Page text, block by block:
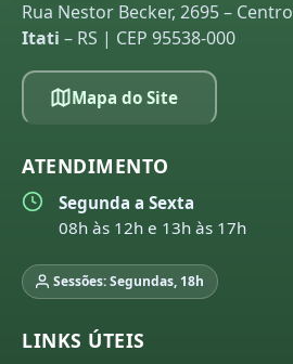
Rua Nestor Becker, 2695 – Centro
Itati – RS | CEP 95538-000
Mapa do Site
ATENDIMENTO
Segunda a Sexta
08h às 12h e 13h às 17h
Sessões: Segundas, 18h
LINKS ÚTEIS